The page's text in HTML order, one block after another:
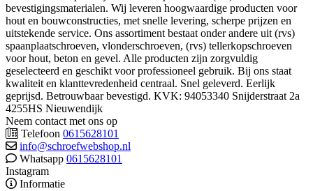
bevestigingsmaterialen. Wij leveren hoogwaardige producten voor
hout en bouwconstructies, met snelle levering, scherpe prijzen en
uitstekende service. Ons assortiment bestaat onder andere uit (rvs)
spaanplaatschroeven, vlonderschroeven, (rvs) tellerkopschroeven
voor hout, beton en gevel. Alle producten zijn zorgvuldig
geselecteerd en geschikt voor professioneel gebruik. Bij ons staat
kwaliteit en klanttevredenheid centraal. Snel geleverd. Eerlijk
geprijsd. Betrouwbaar bevestigd. KVK: 94053340 Snijderstraat 2a
4255HS Nieuwendijk
Neem contact met ons op
Telefoon 0615628101
info@schroefwebshop.nl
Whatsapp 0615628101
Instagram
Informatie